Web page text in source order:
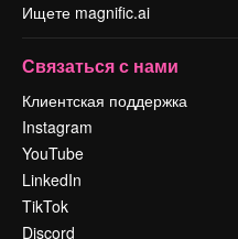
Ищете magnific.ai
Связаться с нами
Клиентская поддержка
Instagram
YouTube
LinkedIn
TikTok
Discord